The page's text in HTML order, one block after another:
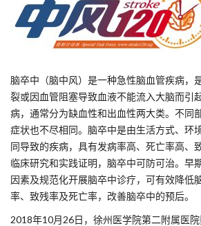
脑卒中（脑中风）是一种急性脑血管疾病，
裂或因血管阻塞导致血液不能流入大脑而引
病，通常分为缺血性和出血性两大类。不同
症状也不尽相同。脑卒中是由生活方式、环
同导致的疾病，具有发病率高、死亡率高、
临床研究和实践证明，脑卒中可防可治。早
因素及规范化开展脑卒中诊疗，可有效降低
率、致残率及死亡率，改善脑卒中的预后。
2018年10月26日，徐州医学院第二附属医